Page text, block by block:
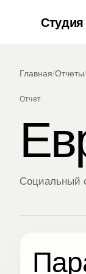
Главная/Отчеты/
Отчет
Социальный